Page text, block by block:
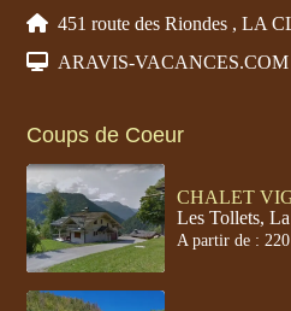
451 route des Riondes , LA
ARAVIS-VACANCES.COM
Coups de Coeur
CHALET
Les Tollets,
A partir de :